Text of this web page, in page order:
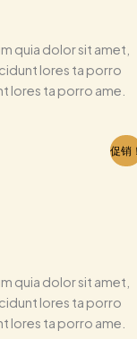
quia dolor sit amet,
lores ta porro
lores ta porro ame.
促销
。
quia dolor sit amet,
lores ta porro
lores ta porro ame.